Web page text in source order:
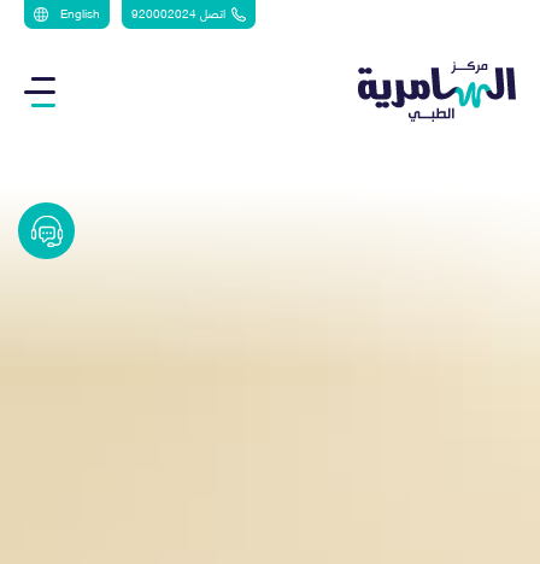
اتصل 920002024 English